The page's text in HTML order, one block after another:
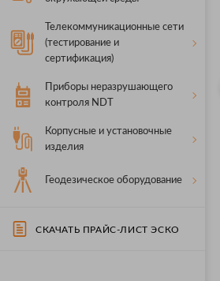
Телекоммуникационные сети
(тестирование и
сертификация)
Приборы неразрушающего
контроля NDT
Корпусные и установочные
изделия
Геодезическое оборудование
СКАЧАТЬ ПРАЙС-ЛИСТ ЭСКО